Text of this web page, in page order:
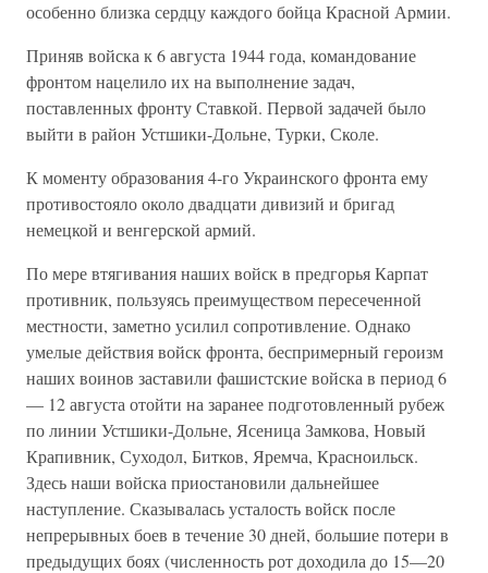
особенно близка сердцу каждого бойца Крас­ной Армии.
Приняв войска к 6 августа 1944 года, командование
фронтом наце­лило их на выполнение задач,
поставленных фронту Ставкой. Первой задачей было
выйти в район Устшики-Дольне, Турки, Сколе.
К моменту образования 4-го Украинского фронта ему
противостоя­ло около двадцати дивизий и бригад
немецкой и венгерской армий.
По мере втягивания наших войск в предгорья Карпат
противник, пользуясь преимуществом пересеченной
местности, заметно усилил сопротивление. Однако
умелые действия войск фронта, беспримерный героизм
наших воинов заставили фашистские войска в период 6
— 12 августа отойти на заранее подготовленный рубеж
по линии Устшики-Дольне, Ясеница Замкова, Новый
Крапивник, Суходол, Битков, Яремча, Красноильск.
Здесь наши войска приостановили дальнейшее
наступление. Сказывалась усталость войск после
непрерывных боев в течение 30 дней, большие потери в
предыдущих боях (численность рот доходила до 15—20